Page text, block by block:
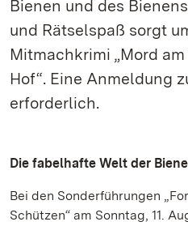
Bienen und des
und Rätselspaß sorgt
Mitmachkrimi „Mord
Hof“. Eine Anmeldung
erforderlich.
Die fabelhafte Welt der
Bei den Sonderführungen
Schützen“ am Sonntag, 11.